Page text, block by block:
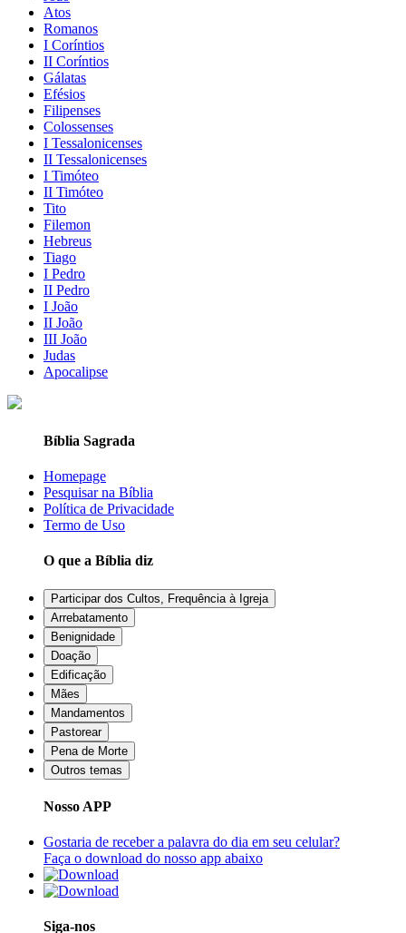
Atos
Romanos
I Coríntios
II Coríntios
Gálatas
Efésios
Filipenses
Colossenses
I Tessalonicenses
II Tessalonicenses
I Timóteo
II Timóteo
Tito
Filemon
Hebreus
Tiago
I Pedro
II Pedro
I João
II João
III João
Judas
Apocalipse
Bíblia Sagrada
Homepage
Pesquisar na Bíblia
Política de Privacidade
Termo de Uso
O que a Bíblia diz
Participar dos Cultos, Frequência à Igreja
Arrebatamento
Benignidade
Doação
Edificação
Mães
Mandamentos
Pastorear
Pena de Morte
Outros temas
Nosso APP
Gostaria de receber a palavra do dia em seu celular?
Faça o download do nosso app abaixo
Siga-nos